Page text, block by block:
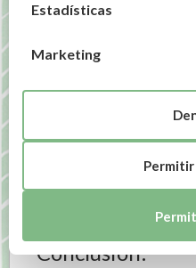
veces, esto es a modo
individualizada.
que
cápsulas como en gotas:
Cápsulas D3 Solgar
Conclusión:
Estadísticas
Marketing